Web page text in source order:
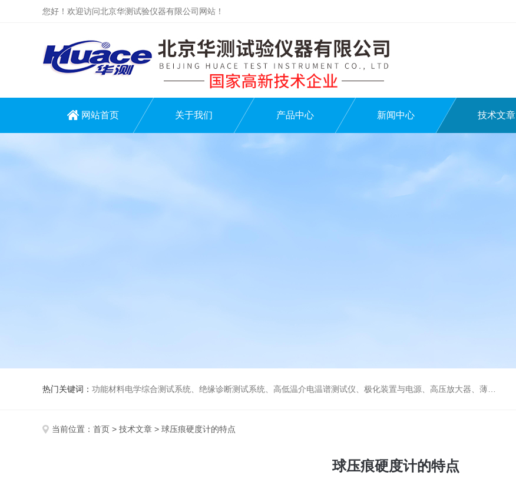
您好！欢迎访问北京华测试验仪器有限公司网站！
网站首页 关于我们 产品中心 新闻中心 技术文章
热门关键词： 功能材料电学综合测试系统、绝缘诊断测试系统、高低温介电温谱测试仪、极化装置与电源、高压放大器、薄膜极化、高低温冷热台、铁电压电热释电测试仪、绝缘材料电学性能综合测试平台、电击穿强度试验仪、耐电弧试验仪、高压漏电起痕测试仪、储能材料电学测控系统。
当前位置： 首页 > 技术文章 > 球压痕硬度计的特点
球压痕硬度计的特点